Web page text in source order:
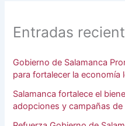
Entradas
Gobierno de Salamanca
para fortalecer la economía
Salamanca fortalece el
adopciones y campañas de